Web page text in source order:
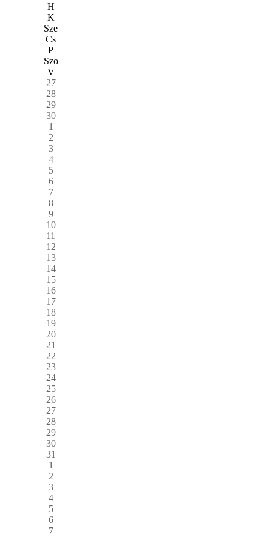
H
K
Sze
Cs
P
Szo
V
27
28
29
30
1
2
3
4
5
6
7
8
9
10
11
12
13
14
15
16
17
18
19
20
21
22
23
24
25
26
27
28
29
30
31
1
2
3
4
5
6
7